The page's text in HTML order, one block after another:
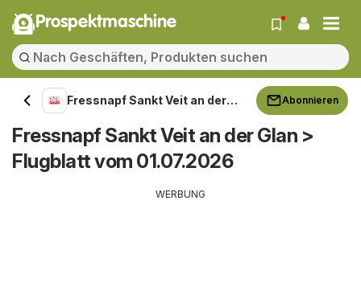
Prospektmaschine
Fressnapf Sankt Veit an der
Abonnieren
Fressnapf Sankt Veit an der Glan >
Flugblatt vom 01.07.2026
WERBUNG